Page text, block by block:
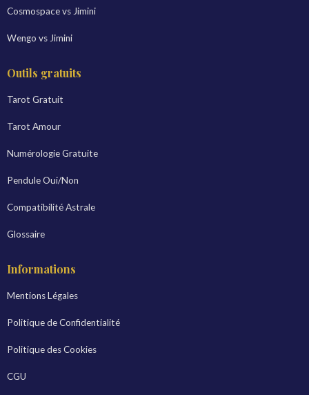
Cosmospace vs Jimini
Wengo vs Jimini
Outils gratuits
Tarot Gratuit
Tarot Amour
Numérologie Gratuite
Pendule Oui/Non
Compatibilité Astrale
Glossaire
Informations
Mentions Légales
Politique de Confidentialité
Politique des Cookies
CGU